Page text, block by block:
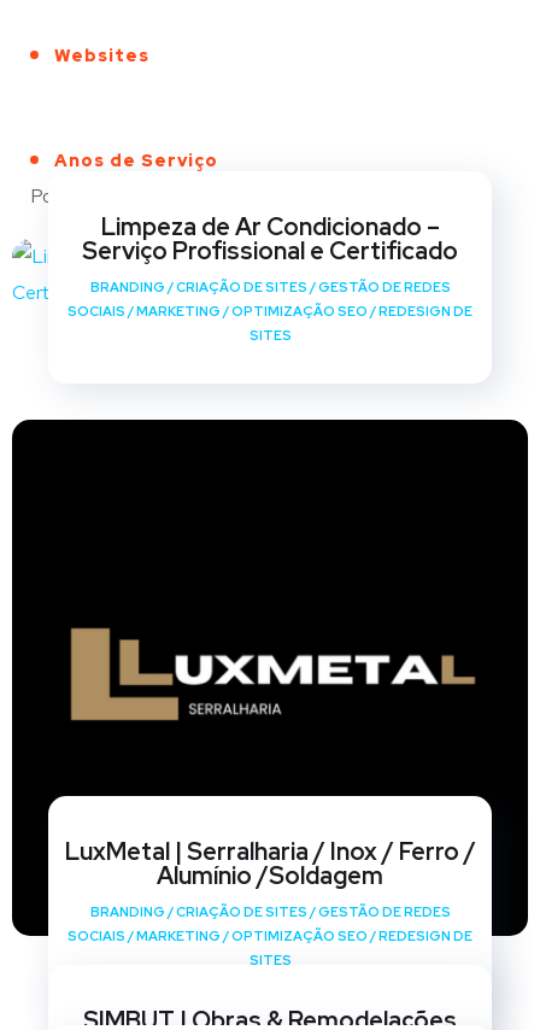
Websites
Anos de Serviço
Portfólio
Limpeza de Ar Condicionado –
Serviço Profissional e Certificado
BRANDING /CRIAÇÃO DE SITES /GESTÃO DE REDES
SOCIAIS /MARKETING /OPTIMIZAÇÃO SEO /REDESIGN DE
SITES
LuxMetal | Serralharia / Inox / Ferro /
Alumínio /Soldagem
BRANDING /CRIAÇÃO DE SITES /GESTÃO DE REDES
SOCIAIS /MARKETING /OPTIMIZAÇÃO SEO /REDESIGN DE
SITES
SIMBUT | Obras & Remodelações